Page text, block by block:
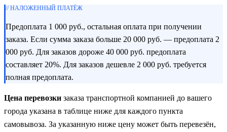
// НАЛОЖЕННЫЙ ПЛАТЁЖ
Предоплата 1 000 руб., остальная оплата при получении
заказа. Если сумма заказа больше 20 000 руб. — предоплата 2
000 руб. Для заказов дороже 40 000 руб. предоплата
составляет 20%. Для заказов дешевле 2 000 руб. требуется
полная предоплата.
Цена перевозки заказа транспортной компанией до вашего
города указана в таблице ниже для каждого пункта
самовывоза. За указанную ниже цену может быть перевезён,